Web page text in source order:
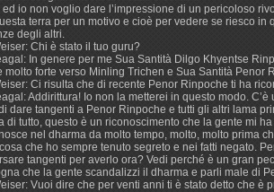
ed io non voglio dare l’impressione di un pericoloso
terra per un motivo e cioè per vedere se riesco in
degli altri.
Chi è stato il tuo guru?
In genere per me Sua Santità Dilgo Khyentse
molto forte verso Minling Trichen e Sua Santità Penor
Ci risulta che di recente Penor Rinpoche ti ha
Addirittura! Io non la metterei in questo modo.
dare tangenti a Penor Rinpoche e tutti gli altri lama
di tutto, questo è un riconoscimento che la gente mi
nel dharma da molto tempo, molto, molto prima
che ho sempre tenuto segreto e nei fatti negato.
tangenti per averlo ora? Vedi perché è un gran
che la gente scandalizzi il dharma e parli male di
Vuoi dire che per venti anni ti è stato detto che è